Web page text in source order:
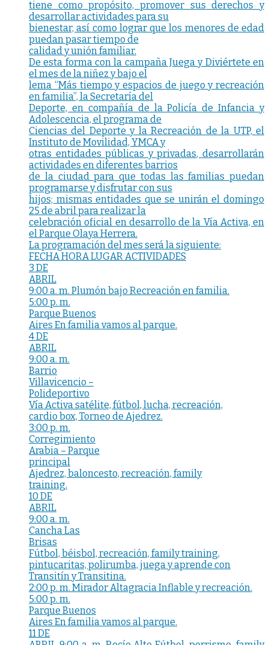
tiene como propósito, promover sus derechos y
desarrollar actividades para su
bienestar, así como lograr que los menores de edad
puedan pasar tiempo de
calidad y unión familiar.
De esta forma con la campaña Juega y Diviértete en
el mes de la niñez y bajo el
lema “Más tiempo y espacios de juego y recreación
en familia”, la Secretaría del
Deporte, en compañía de la Policía de Infancia y
Adolescencia, el programa de
Ciencias del Deporte y la Recreación de la UTP, el
Instituto de Movilidad, YMCA y
otras entidades públicas y privadas, desarrollarán
actividades en diferentes barrios
de la ciudad para que todas las familias puedan
programarse y disfrutar con sus
hijos; mismas entidades que se unirán el domingo
25 de abril para realizar la
celebración oficial en desarrollo de la Vía Activa, en
el Parque Olaya Herrera.
La programación del mes será la siguiente:
FECHA HORA LUGAR ACTIVIDADES
3 DE
ABRIL
9:00 a. m. Plumón bajo Recreación en familia.
5:00 p. m.
Parque Buenos
Aires En familia vamos al parque.
4 DE
ABRIL
9:00 a. m.
Barrio
Villavicencio –
Polideportivo
Vía Activa satélite, fútbol, lucha, recreación,
cardio box, Torneo de Ajedrez.
3:00 p. m.
Corregimiento
Arabia – Parque
principal
Ajedrez, baloncesto, recreación, family
training.
10 DE
ABRIL
9:00 a. m.
Cancha Las
Brisas
Fútbol, béisbol, recreación, family training,
pintucaritas, polirumba, juega y aprende con
Transitín y Transitina.
2:00 p. m. Mirador Altagracia Inflable y recreación.
5:00 p. m.
Parque Buenos
Aires En familia vamos al parque.
11 DE